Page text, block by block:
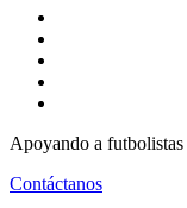
Apoyando a
Contáctanos